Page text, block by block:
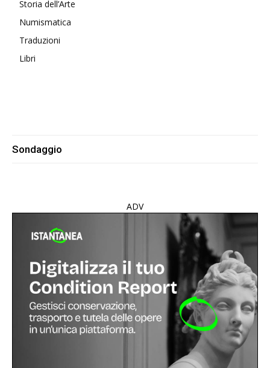
Storia dell’Arte
Numismatica
Traduzioni
Libri
Sondaggio
ADV